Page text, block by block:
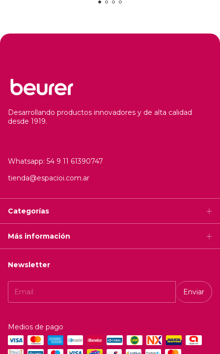
Desarrollando productos innovadores y de alta calidad
desde 1919.
Whatsapp: 54 9 11 61390747
tienda@espacioi.com.ar
Categorías
Más información
Newsletter
Medios de pago